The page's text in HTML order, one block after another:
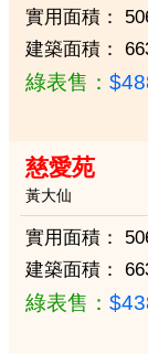
實用面積：
建築面積：
綠表售：
慈愛苑
黃大仙
實用面積：
建築面積：
綠表售：